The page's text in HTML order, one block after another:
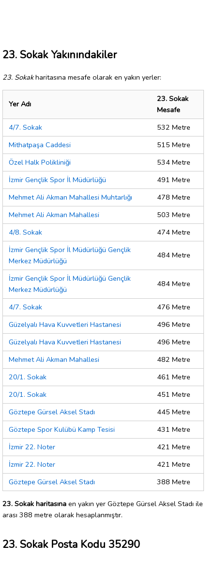
23. Sokak Yakınındakiler
23. Sokakharitasına mesafe olarak en yakın yerler:
Yer Adı
23. Sokak
Mesafe
4/7. Sokak
532 Metre
Mithatpaşa Caddesi
515 Metre
Özel Halk Polikliniği
534 Metre
İzmir Gençlik Spor İl Müdürlüğü
491 Metre
Mehmet Ali Akman Mahallesi Muhtarlığı
478 Metre
Mehmet Ali Akman Mahallesi
503 Metre
4/8. Sokak
474 Metre
İzmir Gençlik Spor İl Müdürlüğü Gençlik
Merkez Müdürlüğü
484 Metre
İzmir Gençlik Spor İl Müdürlüğü Gençlik
Merkez Müdürlüğü
484 Metre
4/7. Sokak
476 Metre
Güzelyalı Hava Kuvvetleri Hastanesi
496 Metre
Güzelyalı Hava Kuvvetleri Hastanesi
496 Metre
Mehmet Ali Akman Mahallesi
482 Metre
20/1. Sokak
461 Metre
20/1. Sokak
451 Metre
Göztepe Gürsel Aksel Stadı
445 Metre
Göztepe Spor Kulübü Kamp Tesisi
431 Metre
İzmir 22. Noter
421 Metre
İzmir 22. Noter
421 Metre
Göztepe Gürsel Aksel Stadı
388 Metre
23. Sokak haritasına en yakın yer Göztepe Gürsel Aksel Stadı ile
arası 388 metre olarak hesaplanmıştır.
23. Sokak Posta Kodu 35290